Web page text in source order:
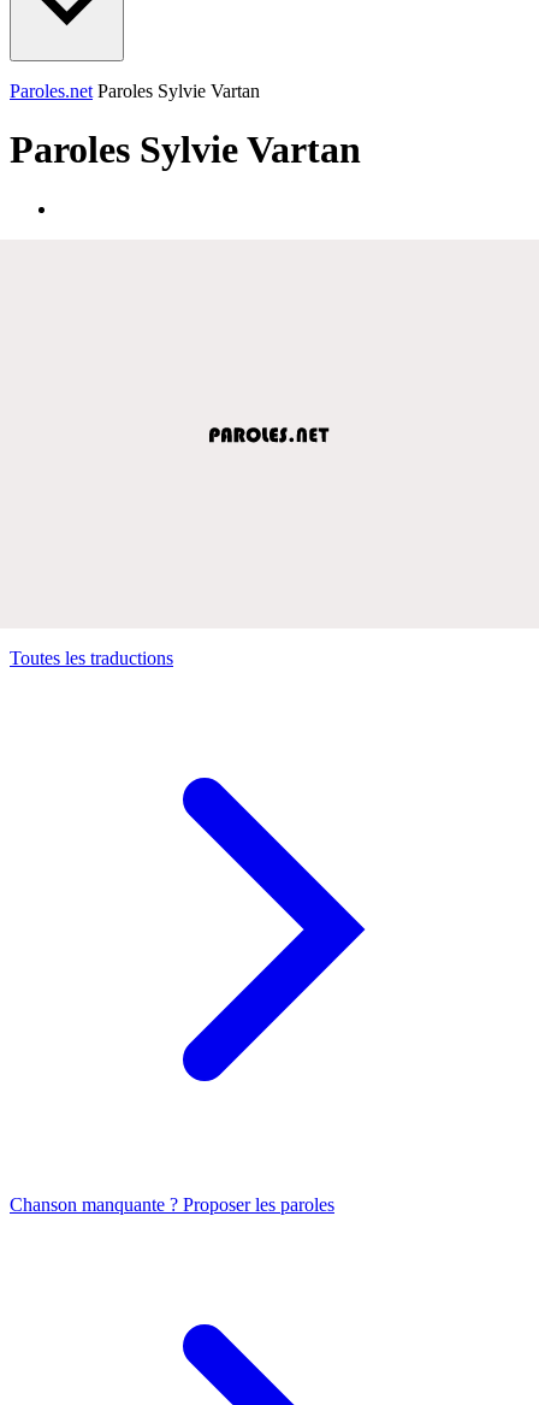
Paroles.net Paroles Sylvie Vartan
Paroles Sylvie Vartan
Toutes les traductions
Chanson manquante ? Proposer les paroles